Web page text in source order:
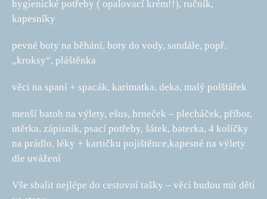
hygienické potřeby ( opalovací krém!!), ručník,
kapesníky
pevné boty na běhání, boty do vody, sandále, popř.
,,kroksy“, pláštěnka
věci na spaní + spacák, karimatka, deka, malý polštářek
menší batoh na výlety, ešus, hrneček – plecháček, příbor,
utěrka, zápisník, psací potřeby, šátek, baterka, 4 kolíčky
na prádlo, léky + kartičku pojištěnce,kapesné na výlety
dle uvážení
Vše sbalit nejlépe do cestovní tašky – věci budou mít děti